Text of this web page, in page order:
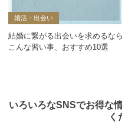
婚活・出会い
結婚に繋がる出会いを求めるなら
こんな習い事、おすすめ10選
いろいろなSNSでお得な
く